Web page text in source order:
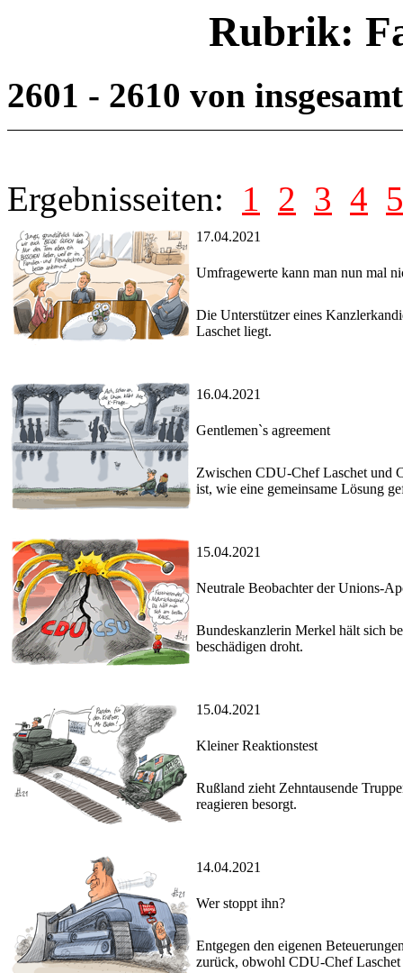
Rubrik:
2601 - 2610 von
Ergebnisseiten: 1 2 3 4 5
17.04.2021
Umfragewerte kann man nun mal
Die Unterstützer eines
Laschet liegt.
16.04.2021
Gentlemen`s agreement
Zwischen CDU-Chef Laschet und
ist, wie eine gemeinsame Lösung
15.04.2021
Neutrale Beobachter der Unions-
Bundeskanzlerin Merkel hält sich
beschädigen droht.
15.04.2021
Kleiner Reaktionstest
Rußland zieht Zehntausende
reagieren besorgt.
14.04.2021
Wer stoppt ihn?
Entgegen den eigenen
zurück, obwohl CDU-Chef Laschet